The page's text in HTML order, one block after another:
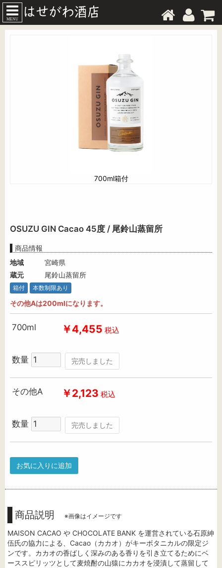
MENU
700ml箱付
OSUZU GIN Cacao 45度 / 尾鈴山蒸留所
商品情報
地域
宮崎県
蔵元
尾鈴山蒸留所
箱付 本数制限あり
その他Aは200mlになります。
700ml ￥4,455 税込
数量 完売しました
その他A ￥2,123 税込
数量 完売しました
お気に入りに追加
商品説明 ※画像はイメージです
MAISON CACAO や CHOCOLATE BANK を運営されている石原紳
伍氏の協力による、Cacao（カカオ）がキーボタニカルの限定ジ
ンです。カカオの香ばしく深みのある香りを引き立てるためにベ
ーススピリッツとして麦焼酎の山猿にカカオを浸漬して蒸留して